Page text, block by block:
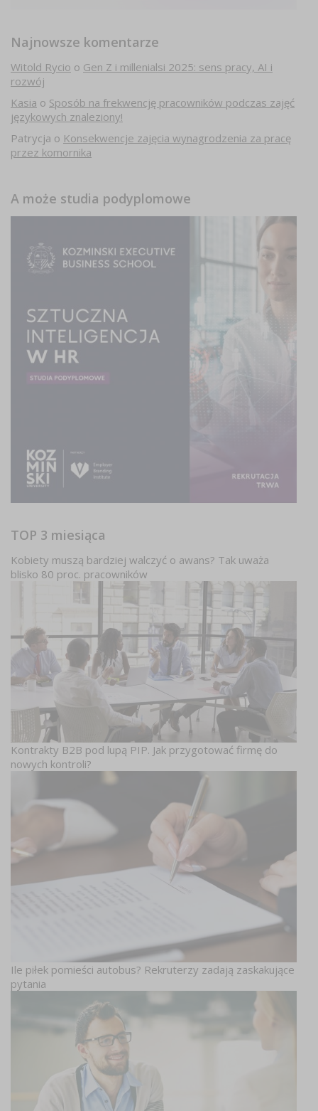
Najnowsze komentarze
Witold Rycio o Gen Z i millenialsi 2025: sens pracy, AI i
rozwój
Kasia o Sposób na frekwencję pracowników podczas zajęć
językowych znaleziony!
Patrycja o Konsekwencje zajęcia wynagrodzenia za pracę
przez komornika
A może studia podyplomowe
TOP 3 miesiąca
Kobiety muszą bardziej walczyć o awans? Tak uważa
blisko 80 proc. pracowników
Kontrakty B2B pod lupą PIP. Jak przygotować firmę do
nowych kontroli?
Ile piłek pomieści autobus? Rekruterzy zadają zaskakujące
pytania